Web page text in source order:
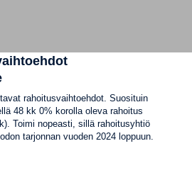
rahoitusvaihtoehdot. Suosituin
48 kk 0% korolla oleva rahoitus
Toimi nopeasti, sillä rahoitusyhtiö
tarjonnan vuoden 2024 loppuun.